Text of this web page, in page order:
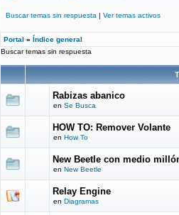
Buscar temas sin respuesta | Ver temas activos
Portal » Índice general
Buscar temas sin respuesta
Rabizas abanico
en Se Busca
HOW TO: Remover Volante
en How To
New Beetle con medio
en New Beetle
Relay Engine
en Diagramas